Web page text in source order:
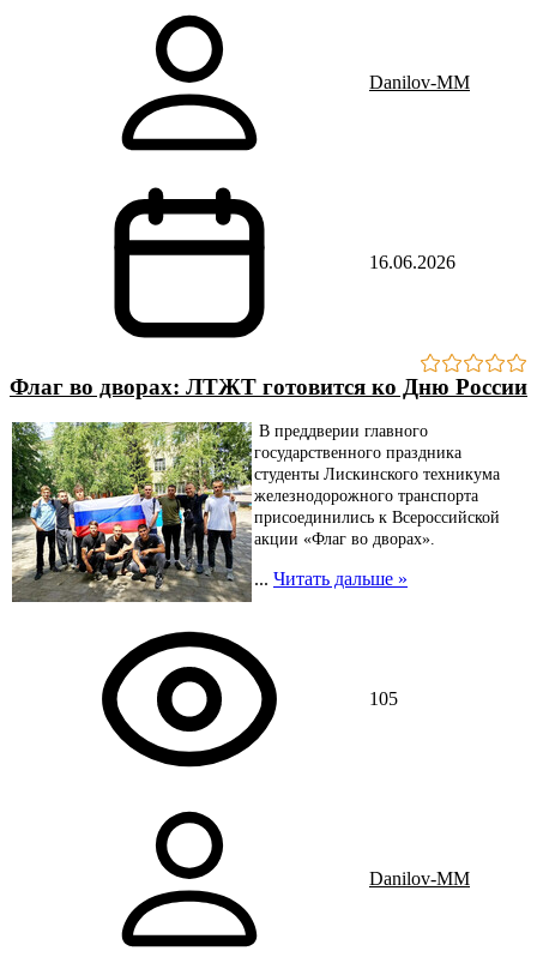
Danilov-MM
16.06.2026
Флаг во дворах: ЛТЖТ готовится ко Дню России
В преддверии главного
государственного праздника
студенты Лискинского техникума
железнодорожного транспорта
присоединились к Всероссийской
акции «Флаг во дворах».
... Читать дальше »
105
Danilov-MM